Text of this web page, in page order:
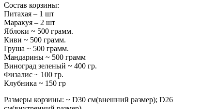
Состав корзины:
Питахая – 1 шт
Маракуя – 2 шт
Яблоки ~ 500 грамм.
Киви ~ 500 грамм.
Груша ~ 500 грамм.
Мандарины ~ 500 грамм
Виноград зеленый ~ 400 гр.
Физалис ~ 100 гр.
Клубника ~ 150 гр
Размеры корзины: ~ D30 см(внешний размер); D26